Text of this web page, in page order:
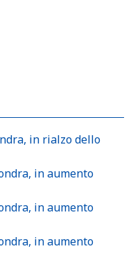
in rialzo dello
in aumento
in aumento
in aumento